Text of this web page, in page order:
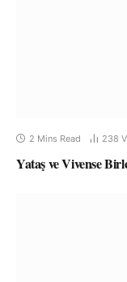
2 Mins Read 238
Yataş ve Vivense